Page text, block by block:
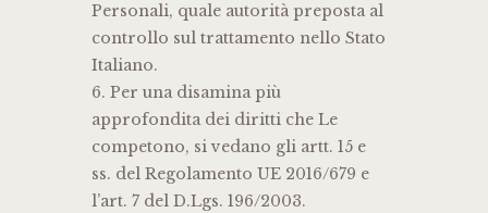
Personali, quale autorità preposta al
controllo sul trattamento nello Stato
Italiano.
6. Per una disamina più
approfondita dei diritti che Le
competono, si vedano gli artt. 15 e
ss. del Regolamento UE 2016/679 e
l’art. 7 del D.Lgs. 196/2003.